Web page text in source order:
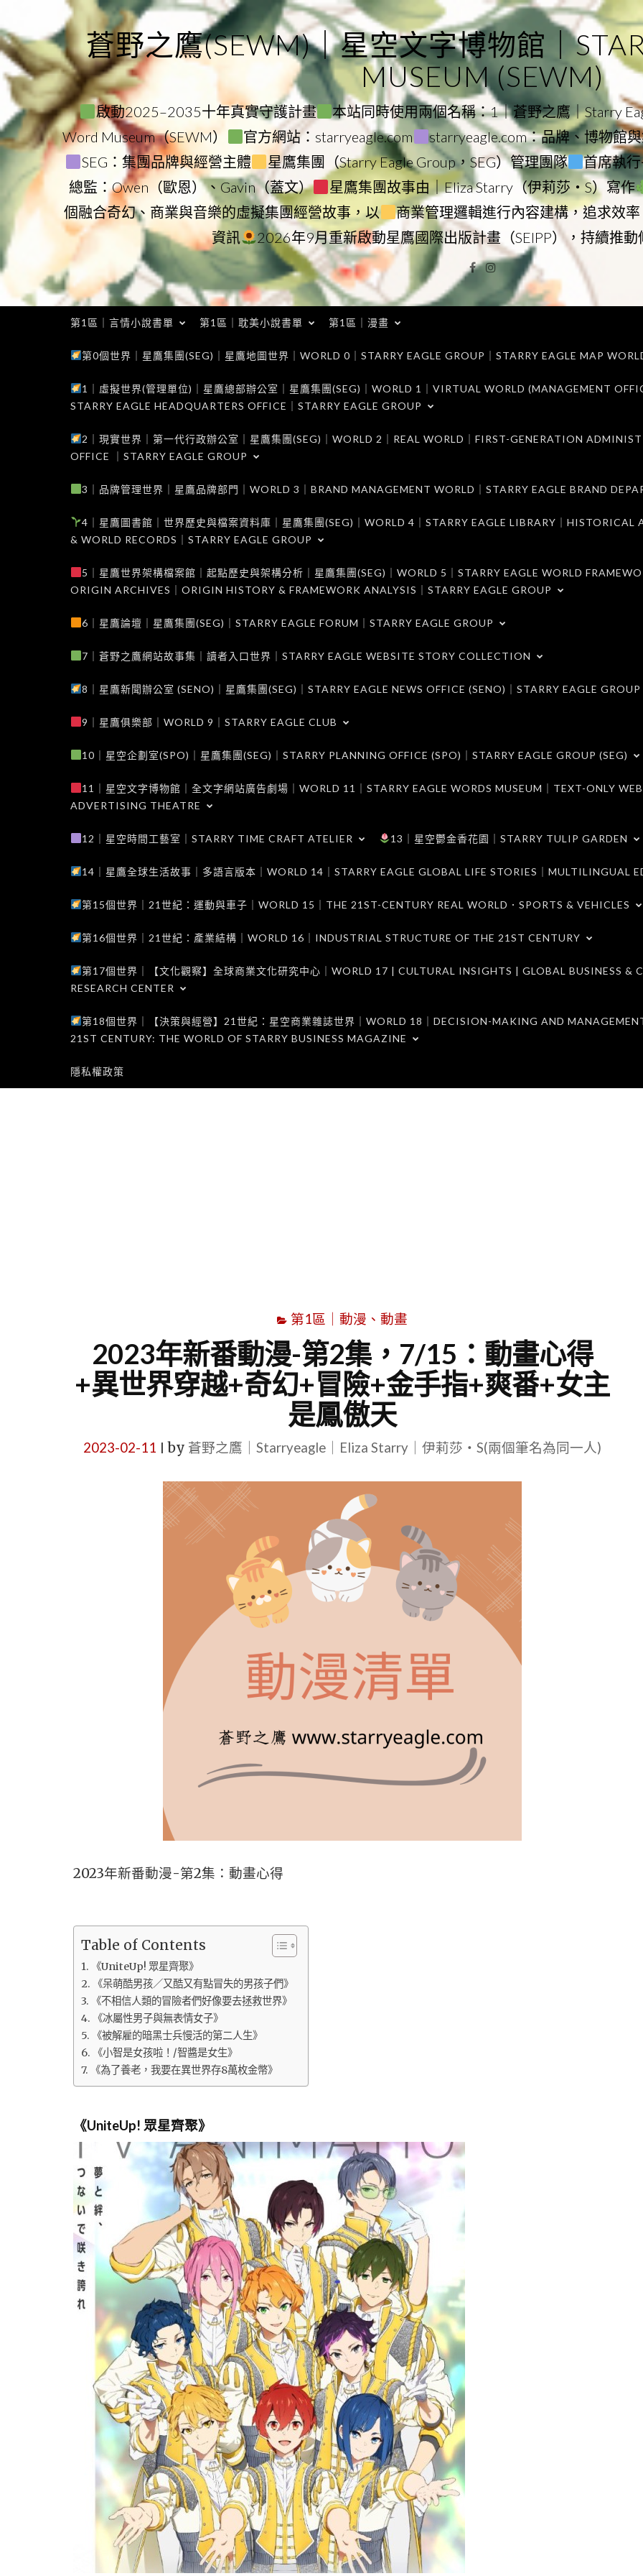
to
content
蒼野之鷹(SEWM)｜星空文字博物館｜
MUSEUM (SEWM)
啟動2025–2035十年真實守護計畫
本站同時使用兩個名稱：1｜蒼野之鷹｜Starry
Word Museum（SEWM）
官方網站：starryeagle.com starryeagle.com：品牌、博物館
SEG：集團品牌與經營主體
星鷹集團（Starry Eagle Group，SEG）管理團隊 首席執
總監：Owen（歐恩）、Gavin（蓋文）
星鷹集團故事由｜Eliza Starry（伊莉莎・S）寫作
個融合奇幻、商業與音樂的虛擬集團經營故事，以
商業管理邏輯進行內容建構，追求效
資訊
2026年9月重新啟動星鷹國際出版計畫（SEIPP），持續推
Facebook
Instagram
第1區｜言情小說書單 第1區｜耽美小說書單 第1區｜漫畫
第0個世界｜星鷹集團(SEG)｜星鷹地圖世界｜WORLD 0｜STARRY EAGLE GROUP｜STARRY EAGLE MAP
1｜虛擬世界(管理單位)｜星鷹總部辦公室｜星鷹集團(SEG)｜WORLD 1｜VIRTUAL WORLD (MANAGEMENT
STARRY EAGLE HEADQUARTERS OFFICE｜STARRY EAGLE GROUP
2｜現實世界｜第一代行政辦公室｜星鷹集團(SEG)｜WORLD 2｜REAL WORLD｜FIRST-GENERATION
OFFICE ｜STARRY EAGLE GROUP
3｜品牌管理世界｜星鷹品牌部門｜WORLD 3｜BRAND MANAGEMENT WORLD｜STARRY EAGLE BRAND
4｜星鷹圖書館｜世界歷史與檔案資料庫｜星鷹集團(SEG)｜WORLD 4｜STARRY EAGLE LIBRARY｜HISTORICAL
& WORLD RECORDS｜STARRY EAGLE GROUP
5｜星鷹世界架構檔案館｜起點歷史與架構分析｜星鷹集團(SEG)｜WORLD 5｜STARRY EAGLE WORLD
ORIGIN ARCHIVES｜ORIGIN HISTORY & FRAMEWORK ANALYSIS｜STARRY EAGLE GROUP
6｜星鷹論壇｜星鷹集團(SEG)｜STARRY EAGLE FORUM｜STARRY EAGLE GROUP
7｜蒼野之鷹網站故事集｜讀者入口世界｜STARRY EAGLE WEBSITE STORY COLLECTION
8｜星鷹新聞辦公室 (SENO)｜星鷹集團(SEG)｜STARRY EAGLE NEWS OFFICE (SENO)｜STARRY EAGLE GROUP
9｜星鷹俱樂部｜WORLD 9｜STARRY EAGLE CLUB
10｜星空企劃室(SPO)｜星鷹集團(SEG)｜STARRY PLANNING OFFICE (SPO)｜STARRY EAGLE GROUP (SEG)
11｜星空文字博物館｜全文字網站廣告劇場｜WORLD 11｜STARRY EAGLE WORDS MUSEUM｜TEXT-ONLY
ADVERTISING THEATRE
12｜星空時間工藝室｜STARRY TIME CRAFT ATELIER 13｜星空鬱金香花園｜STARRY TULIP GARDEN
14｜星鷹全球生活故事｜多語言版本｜WORLD 14｜STARRY EAGLE GLOBAL LIFE STORIES｜MULTILINGUAL
第15個世界｜21世紀：運動與車子｜WORLD 15｜THE 21ST-CENTURY REAL WORLD．SPORTS & VEHICLES
第16個世界｜21世紀：產業結構｜WORLD 16｜INDUSTRIAL STRUCTURE OF THE 21ST CENTURY
第17個世界｜【文化觀察】全球商業文化研究中心｜WORLD 17 | CULTURAL INSIGHTS | GLOBAL BUSINESS &
RESEARCH CENTER
第18個世界｜【決策與經營】21世紀：星空商業雜誌世界｜WORLD 18｜DECISION-MAKING AND
21ST CENTURY: THE WORLD OF STARRY BUSINESS MAGAZINE
隱私權政策
第1區｜動漫、動畫
2023年新番動漫-第2集，7/15：動畫心得
+異世界穿越+奇幻+冒險+金手指+爽番+女主
是鳳傲天
2023-02-11 by 蒼野之鷹｜Starryeagle｜Eliza Starry｜伊莉莎・S(兩個筆名為同一人)
2023年新番動漫-第2集：動畫心得
Table of Contents
《UniteUp! 眾星齊聚》
《呆萌酷男孩／又酷又有點冒失的男孩子們》
《不相信人類的冒險者們好像要去拯救世界》
《冰屬性男子與無表情女子》
《被解雇的暗黑士兵慢活的第二人生》
《小智是女孩啦！/智醬是女生》
《為了養老，我要在異世界存8萬枚金幣》
《UniteUp! 眾星齊聚》